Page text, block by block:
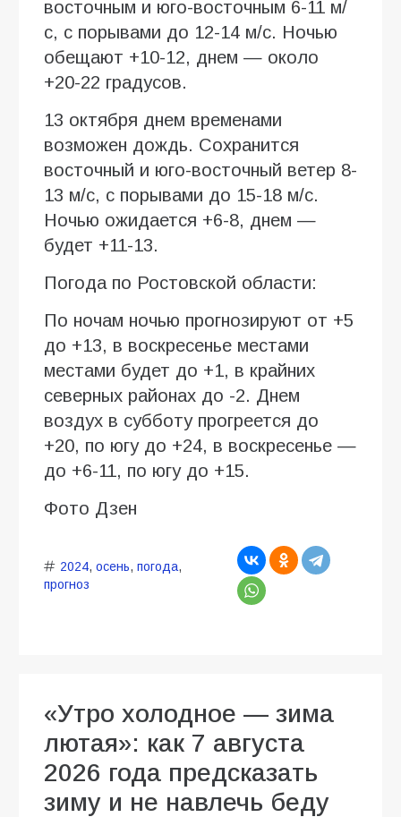
восточным и юго-восточным 6-11 м/
с, с порывами до 12-14 м/с. Ночью
обещают +10-12, днем — около
+20-22 градусов.
13 октября днем временами
возможен дождь. Сохранится
восточный и юго-восточный ветер 8-
13 м/с, с порывами до 15-18 м/с.
Ночью ожидается +6-8, днем —
будет +11-13.
Погода по Ростовской области:
По ночам ночью прогнозируют от +5
до +13, в воскресенье местами
местами будет до +1, в крайних
северных районах до -2. Днем
воздух в субботу прогреется до
+20, по югу до +24, в воскресенье —
до +6-11, по югу до +15.
Фото Дзен
2024, осень, погода,
прогноз
«Утро холодное — зима
лютая»: как 7 августа
2026 года предсказать
зиму и не навлечь беду